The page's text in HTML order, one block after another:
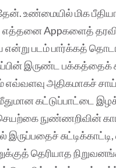
உண்மையில் மிக
எத்தனை Appகளைத்
படம் பார்க்கத்
இருண்ட
எவ்வளவு அதிகமாகச்
கட்டுப்பாட்டை
செயற்கை நுண்ணறிவின்
தெரியாத